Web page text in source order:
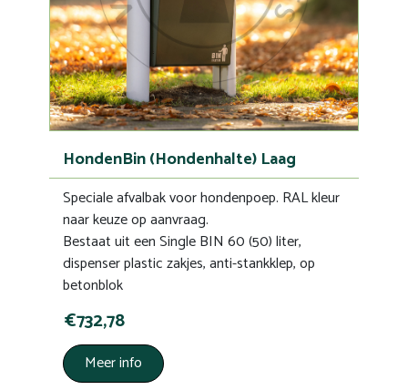
HondenBin (Hondenhalte) Laag
Speciale afvalbak voor hondenpoep. RAL kleur
naar keuze op aanvraag.
Bestaat uit een Single BIN 60 (50) liter,
dispenser plastic zakjes, anti-stankklep, op
betonblok
€732,78
Meer info